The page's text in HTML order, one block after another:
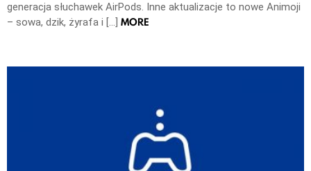
generacja słuchawek AirPods. Inne aktualizacje to nowe Animoji
– sowa, dzik, żyrafa i […] MORE